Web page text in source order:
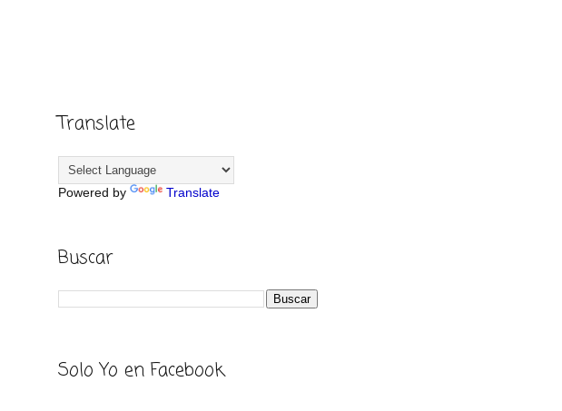
Translate
Powered by Translate
Buscar
Solo Yo en Facebook